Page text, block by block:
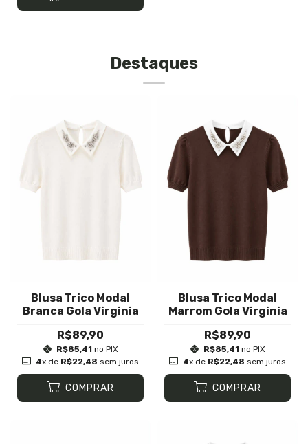
Destaques
Blusa Trico Modal
Branca Gola Virginia
R$89,90
R$85,41 no PIX
4x de R$22,48 sem juros
COMPRAR
Blusa Trico Modal
Marrom Gola Virginia
R$89,90
R$85,41 no PIX
4x de R$22,48 sem juros
COMPRAR